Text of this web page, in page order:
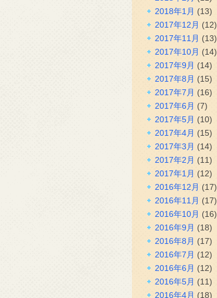
2018年1月 (13)
2017年12月 (12)
2017年11月 (13)
2017年10月 (14)
2017年9月 (14)
2017年8月 (15)
2017年7月 (16)
2017年6月 (7)
2017年5月 (10)
2017年4月 (15)
2017年3月 (14)
2017年2月 (11)
2017年1月 (12)
2016年12月 (17)
2016年11月 (17)
2016年10月 (16)
2016年9月 (18)
2016年8月 (17)
2016年7月 (12)
2016年6月 (12)
2016年5月 (11)
2016年4月 (18)